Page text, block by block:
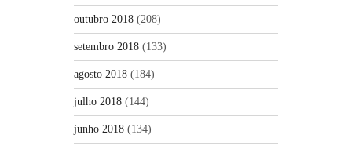
outubro 2018 (208)
setembro 2018 (133)
agosto 2018 (184)
julho 2018 (144)
junho 2018 (134)